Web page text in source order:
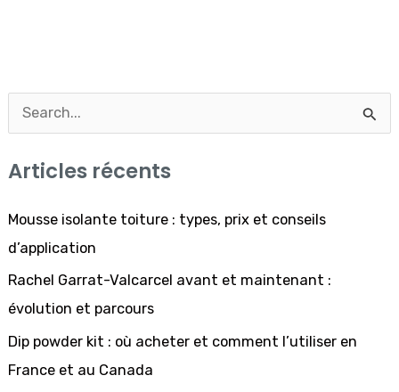
c
c
h
e
r
Articles récents
Mousse isolante toiture : types, prix et conseils
d’application
Rachel Garrat-Valcarcel avant et maintenant :
évolution et parcours
Dip powder kit : où acheter et comment l’utiliser en
France et au Canada